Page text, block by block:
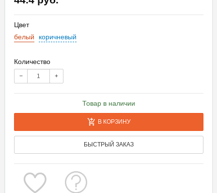
Цвет
белый
коричневый
Количество
− +
Товар в наличии
В КОРЗИНУ
БЫСТРЫЙ ЗАКАЗ